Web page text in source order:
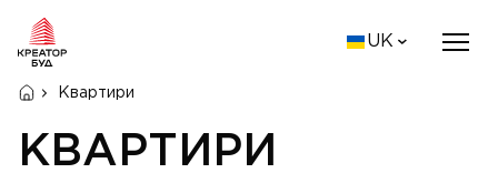
UK
Квартири
КВАРТИРИ